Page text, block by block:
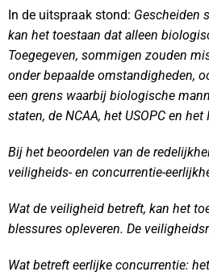
In de uitspraak stond: Gescheiden
kan het toestaan ​​dat alleen
Toegegeven, sommigen zouden
onder bepaalde omstandigheden,
een grens waarbij biologische
staten, de NCAA, het USOPC en
Bij het beoordelen van de
veiligheids- en concurrentie-
Wat de veiligheid betreft, kan het
blessures opleveren. De
Wat betreft eerlijke concurrentie: